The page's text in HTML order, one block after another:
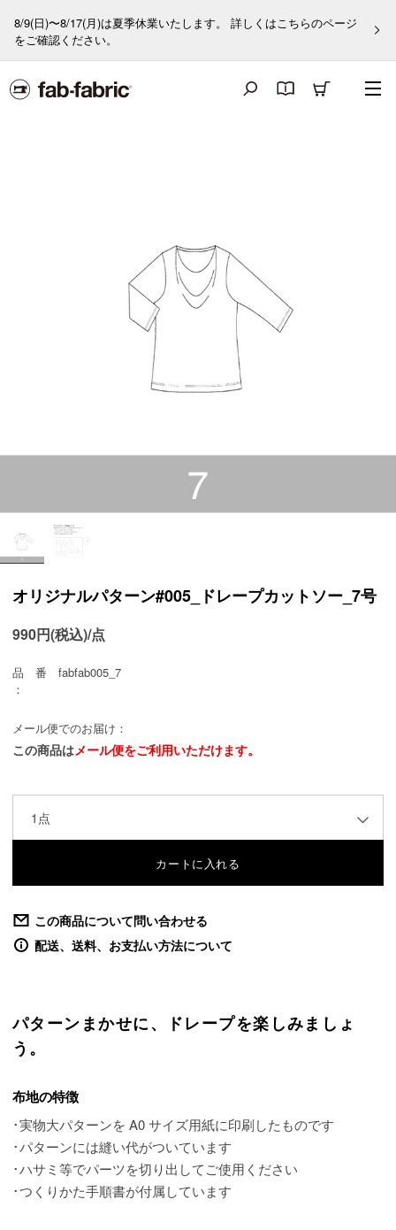
8/9(日)〜8/17(月)は夏季休業いたします。 詳しくはこちらのページ
をご確認ください。
オリジナルパターン#005_ドレープカットソー_7号
990円(税込)/点
品 番
：
fabfab005_7
メール便でのお届け：
この商品はメール便をご利用いただけます。
1点
この商品について問い合わせる
配送、送料、お支払い方法について
パターンまかせに、ドレープを楽しみましょ
う。
布地の特徴
･実物大パターンを A0 サイズ用紙に印刷したものです
･パターンには縫い代がついています
･ハサミ等でパーツを切り出してご使用ください
･つくりかた手順書が付属しています